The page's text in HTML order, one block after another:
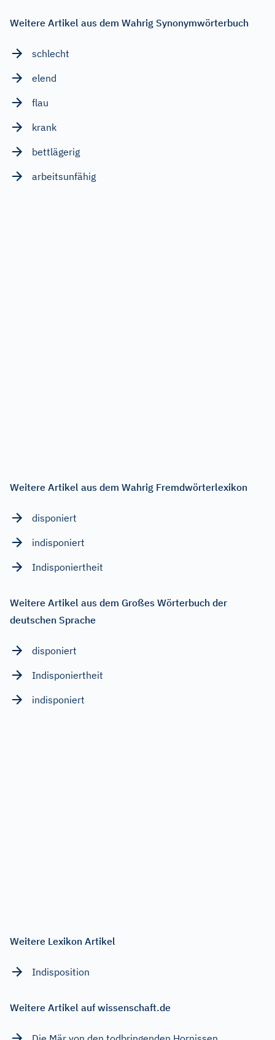
Weitere Artikel aus dem Wahrig Synonymwörterbuch
schlecht
elend
flau
krank
bettlägerig
arbeitsunfähig
Weitere Artikel aus dem Wahrig Fremdwörterlexikon
disponiert
indisponiert
Indisponiertheit
Weitere Artikel aus dem Großes Wörterbuch der
deutschen Sprache
disponiert
Indisponiertheit
indisponiert
Weitere Lexikon Artikel
Indisposition
Weitere Artikel auf wissenschaft.de